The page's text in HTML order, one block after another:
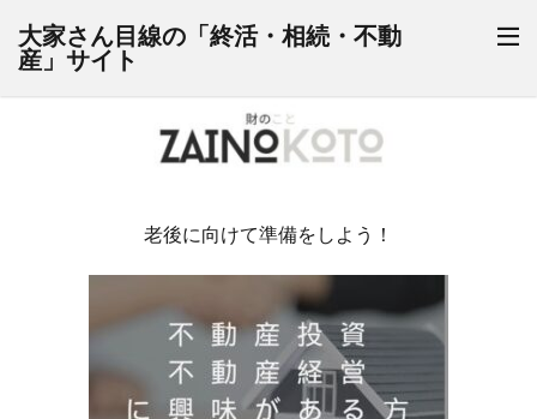
大家さん目線の「終活・相続・不動
産」サイト
老後に向けて準備をしよう！